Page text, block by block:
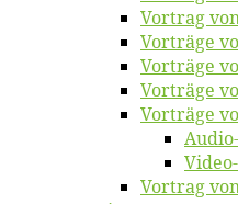
Vor­trag
Vor­trä­ge
Vor­trä­ge
Vor­trä­ge
Vor­trä­ge
Vor­trag